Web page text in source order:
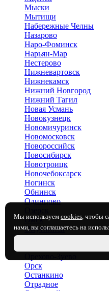
Мы используем cookies, чтобы
нами, вы соглашаетесь на
Мыски
Мытищи
Набережные Челны
Назарово
Наро-Фоминск
Нарьян-Мар
Нестерово
Нижневартовск
Нижнекамск
Нижний Новгород
Нижний Тагил
Новая Усмань
Новокузнецк
Новомичуринск
Новомосковск
Новороссийск
Новосибирск
Новотроицк
Новочебоксарск
Ногинск
Обнинск
Одинцово
Омск
Омутнинск
Орёл
Орск
Останкино
Отрадное